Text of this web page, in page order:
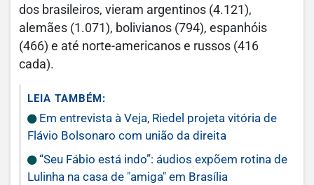
dos brasileiros, vieram argentinos (4.121),
alemães (1.071), bolivianos (794), espanhóis
(466) e até norte-americanos e russos (416
cada).
LEIA TAMBÉM:
Em entrevista à Veja, Riedel projeta vitória de
Flávio Bolsonaro com união da direita
“Seu Fábio está indo”: áudios expõem rotina de
Lulinha na casa de "amiga" em Brasília